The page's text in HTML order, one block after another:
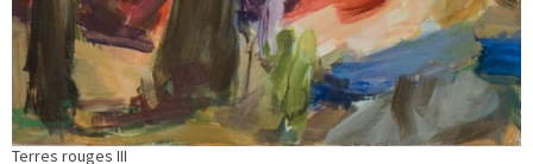
Terres rouges III